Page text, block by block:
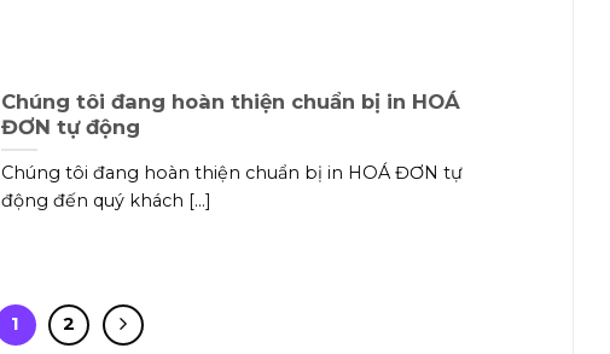
Chúng tôi đang hoàn thiện chuẩn bị in HOÁ
ĐƠN tự động
Chúng tôi đang hoàn thiện chuẩn bị in HOÁ ĐƠN tự
động đến quý khách [...]
1 2